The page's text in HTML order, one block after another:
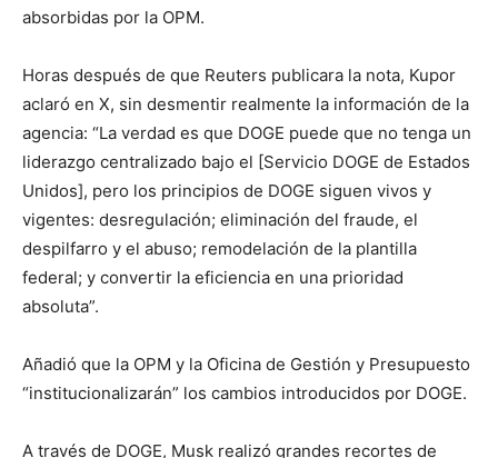
absorbidas por la OPM.
Horas después de que Reuters publicara la nota, Kupor
aclaró en X, sin desmentir realmente la información de la
agencia: “La verdad es que DOGE puede que no tenga un
liderazgo centralizado bajo el [Servicio DOGE de Estados
Unidos], pero los principios de DOGE siguen vivos y
vigentes: desregulación; eliminación del fraude, el
despilfarro y el abuso; remodelación de la plantilla
federal; y convertir la eficiencia en una prioridad
absoluta”.
Añadió que la OPM y la Oficina de Gestión y Presupuesto
“institucionalizarán” los cambios introducidos por DOGE.
A través de DOGE, Musk realizó grandes recortes de